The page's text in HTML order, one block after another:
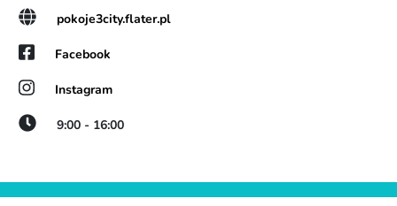
pokoje3city.flater.pl
Facebook
Instagram
9:00 - 16:00